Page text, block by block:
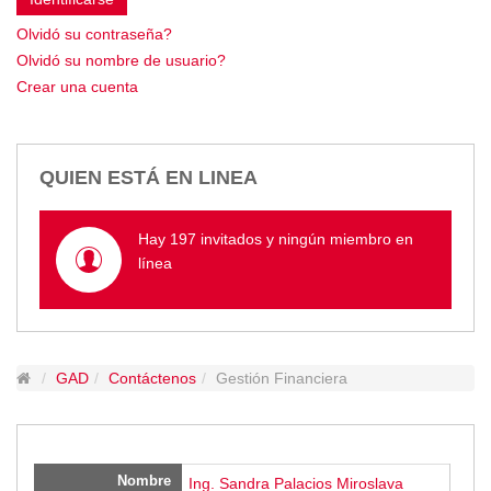
Olvidó su contraseña?
Olvidó su nombre de usuario?
Crear una cuenta
QUIEN ESTÁ EN LINEA
Hay 197 invitados y ningún miembro en
línea
GAD Contáctenos Gestión Financiera
Nombre Ing. Sandra Palacios Miroslava
Empresa Pública de Vivienda
Biblioteca
P.A.C. - P.O.A.
Ordenanzas/Resoluciones
Cumplimiento LOTAIP
Concurso de Méritos
Concursos 2016
Servicio